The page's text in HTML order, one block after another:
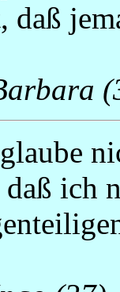
daß
ich